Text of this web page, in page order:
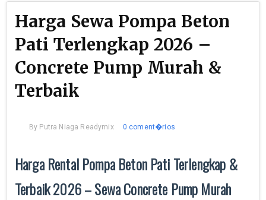
Harga Sewa Pompa Beton
Pati Terlengkap 2026 –
Concrete Pump Murah &
Terbaik
By Putra Niaga Readymix 0 coment�rios
Harga Rental Pompa Beton Pati Terlengkap &
Terbaik 2026 – Sewa Concrete Pump Murah